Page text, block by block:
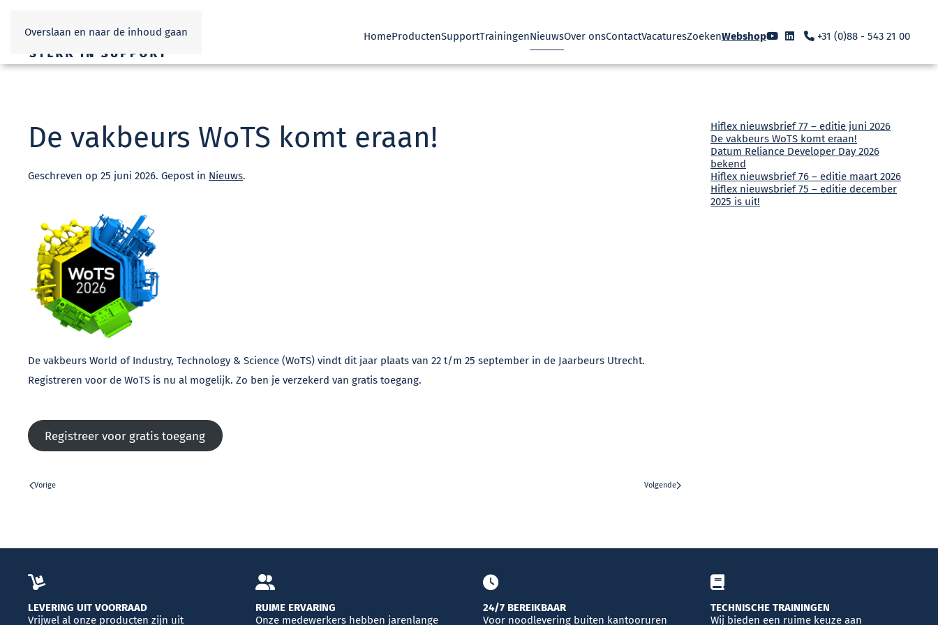
Overslaan en naar de inhoud gaan HomeProductenSupportTrainingenNieuwsOver onsContactVacaturesZoekenWebshop +31 (0)88 - 543 21 00
De vakbeurs WoTS komt eraan!
Geschreven op 25 juni 2026. Gepost in Nieuws.
De vakbeurs World of Industry, Technology & Science (WoTS) vindt dit jaar plaats van 22 t/m 25 september in de Jaarbeurs Utrecht.
Registreren voor de WoTS is nu al mogelijk. Zo ben je verzekerd van gratis toegang.
Registreer voor gratis toegang
Vorige Volgende
Hiflex nieuwsbrief 77 – editie juni 2026
De vakbeurs WoTS komt eraan!
Datum Reliance Developer Day 2026
bekend
Hiflex nieuwsbrief 76 – editie maart 2026
Hiflex nieuwsbrief 75 – editie december
2025 is uit!
LEVERING UIT VOORRAAD
Vrijwel al onze producten zijn uit
RUIME ERVARING
Onze medewerkers hebben jarenlange
24/7 BEREIKBAAR
Voor noodlevering buiten kantooruren
TECHNISCHE TRAININGEN
Wij bieden een ruime keuze aan